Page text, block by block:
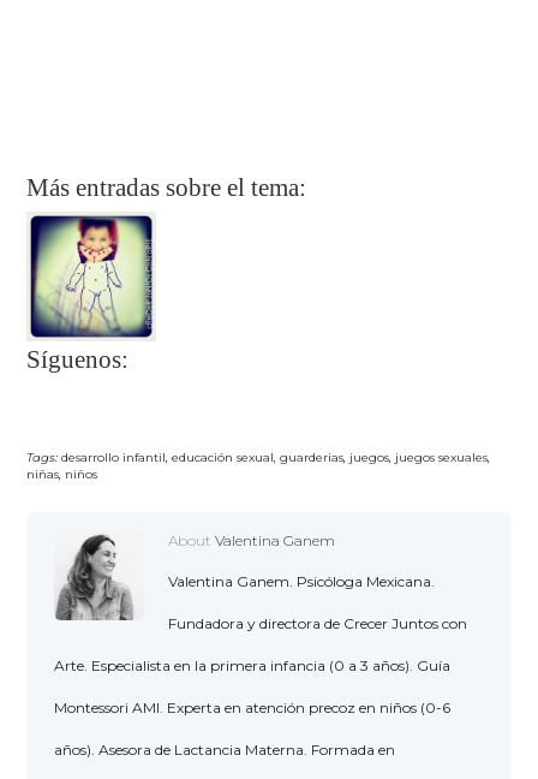
Más entradas sobre el tema:
Síguenos:
Tags:desarrollo infantil,educación sexual,guarderias, juegos, juegos sexuales,
niñas, niños
About Valentina Ganem
Valentina Ganem. Psicóloga Mexicana.
Fundadora y directora de Crecer Juntos con
Arte. Especialista en la primera infancia (0 a 3 años). Guía
Montessori AMI. Experta en atención precoz en niños (0-6
años). Asesora de Lactancia Materna. Formada en